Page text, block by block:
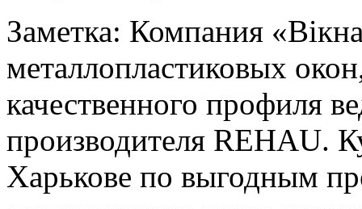
Заметка: Компания
металлопластиковых
качественного профиля
производителя REHAU.
Харькове по выгодным